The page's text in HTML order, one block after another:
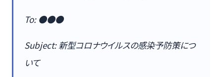
To: ●●●
Subject: 新型コロナウイルスの感染予防策につ
いて